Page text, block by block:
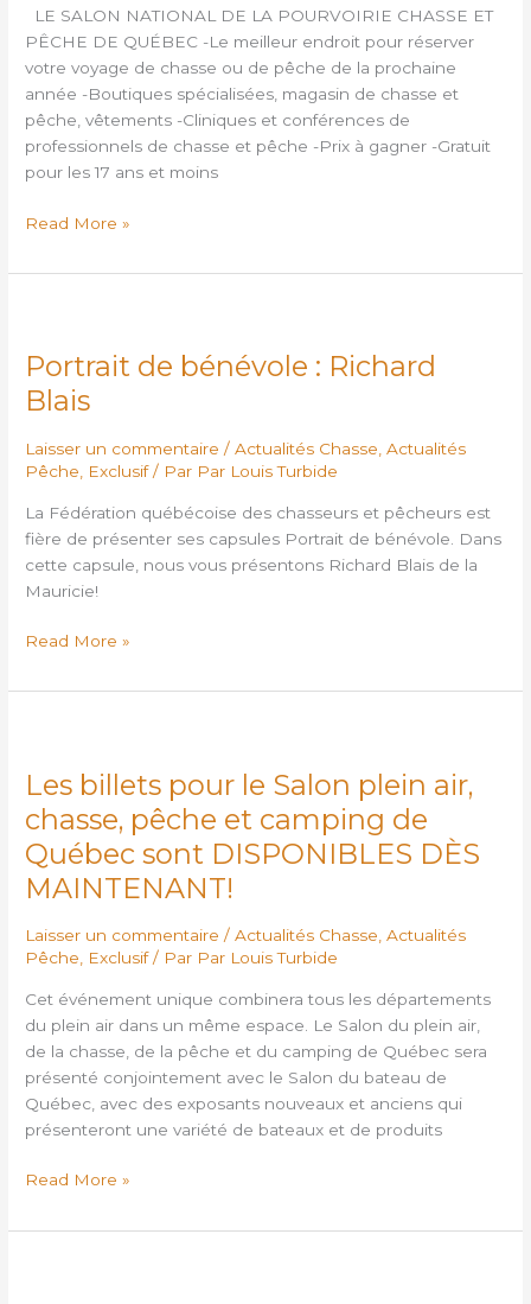
LE SALON NATIONAL DE LA POURVOIRIE CHASSE ET
PÊCHE DE QUÉBEC -Le meilleur endroit pour réserver
votre voyage de chasse ou de pêche de la prochaine
année -Boutiques spécialisées, magasin de chasse et
pêche, vêtements -Cliniques et conférences de
professionnels de chasse et pêche -Prix à gagner -Gratuit
pour les 17 ans et moins
CHASSE
ET
PÊCHE
DE
QUÉBEC
Read More »
Portrait de bénévole : Richard
Blais
Laisser un commentaire /Actualités Chasse ,Actualités
Pêche
Exclusif/ Par Par Louis Turbide
La Fédération québécoise des chasseurs et pêcheurs est
fière de présenter ses capsules Portrait de bénévole. Dans
cette capsule, nous vous présentons Richard Blais de la
Mauricie!
bénévole
Richard
Blais
Read More »
Les billets pour le Salon plein air,
chasse, pêche et camping de
Québec sont DISPONIBLES DÈS
MAINTENANT!
Laisser un commentaire /Actualités Chasse ,Actualités
Pêche
Exclusif/ Par Par Louis Turbide
Cet événement unique combinera tous les départements
du plein air dans un même espace. Le Salon du plein air,
de la chasse, de la pêche et du camping de Québec sera
présenté conjointement avec le Salon du bateau de
Québec, avec des exposants nouveaux et anciens qui
présenteront une variété de bateaux et de produits
pour
Salon
plein
air,
pêche
et
camping
de
Québec
sont
DISPONIBLES
DÈS
Read More »